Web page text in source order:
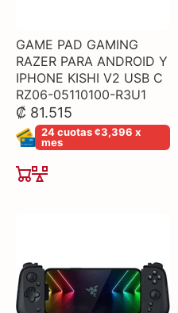
GAME PAD GAMING
RAZER PARA ANDROID Y
IPHONE KISHI V2 USB C
RZ06-05110100-R3U1
₡ 81.515
24 cuotas ¢3,396 x
mes